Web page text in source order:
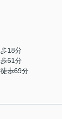
歩18分
歩61分
徒歩69分